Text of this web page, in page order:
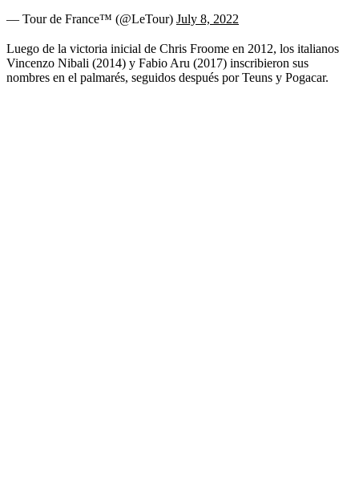
— Tour de France™ (@LeTour) July 8, 2022
Luego de la victoria inicial de Chris Froome en 2012, los italianos
Vincenzo Nibali (2014) y Fabio Aru (2017) inscribieron sus
nombres en el palmarés, seguidos después por Teuns y Pogacar.